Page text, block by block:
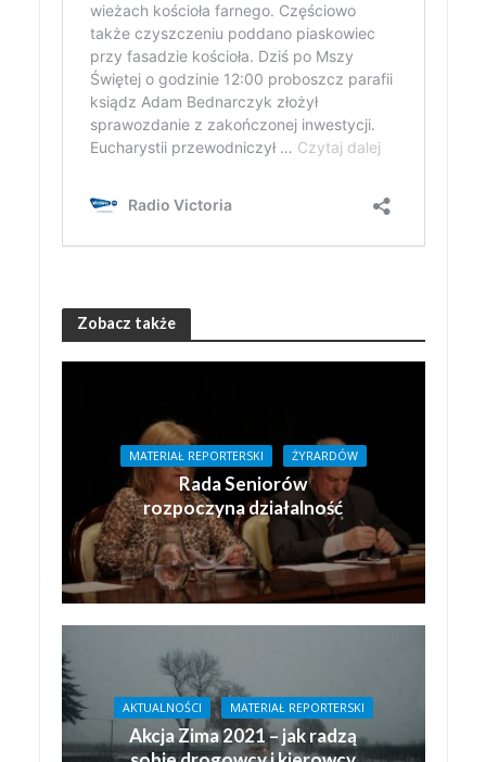
Zobacz także
MATERIAŁ REPORTERSKI ŻYRARDÓW
Rada Seniorów
rozpoczyna działalność
AKTUALNOŚCI MATERIAŁ REPORTERSKI
Akcja Zima 2021 – jak radzą